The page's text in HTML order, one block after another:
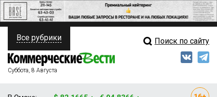
ПОЛИТИКА
ФИНАНСЫ
Свежий выпуск
Все рубрики Поиск по сайту
Суббота, 8 Августа